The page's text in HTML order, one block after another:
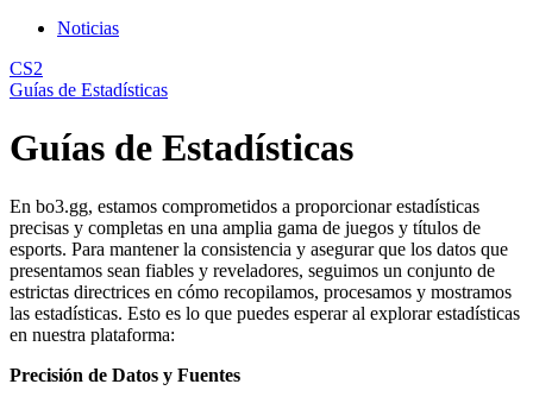
Noticias
CS2
Guías de Estadísticas
Guías de Estadísticas
En bo3.gg, estamos comprometidos a proporcionar estadísticas
precisas y completas en una amplia gama de juegos y títulos de
esports. Para mantener la consistencia y asegurar que los datos que
presentamos sean fiables y reveladores, seguimos un conjunto de
estrictas directrices en cómo recopilamos, procesamos y mostramos
las estadísticas. Esto es lo que puedes esperar al explorar estadísticas
en nuestra plataforma:
Precisión de Datos y Fuentes